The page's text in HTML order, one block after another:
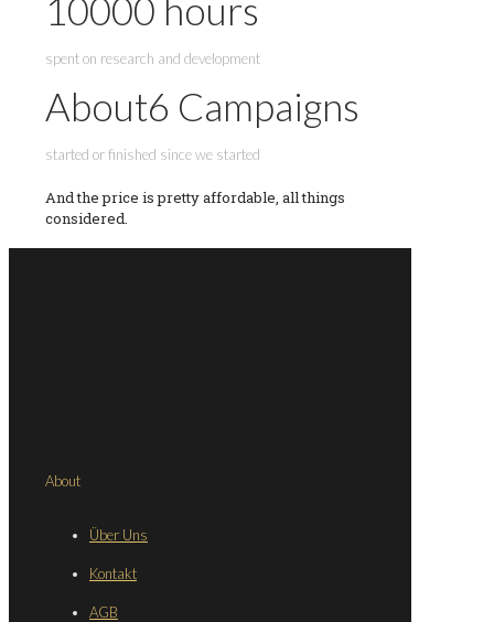
10000 hours
spent on research and development
About6 Campaigns
started or finished since we started
And the price is pretty affordable, all things
considered.
About
Über Uns
Kontakt
AGB